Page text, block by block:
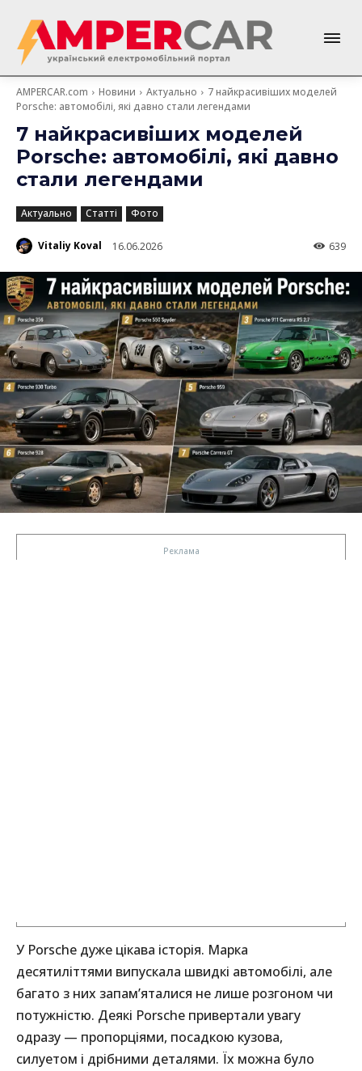
AMPERCAR.com Новини Актуально
7 найкрасивіших моделей
Porsche: автомобілі, які давно стали легендами
7 найкрасивіших моделей
Porsche: автомобілі, які давно
стали легендами
Актуально Статті Фото
Vitaliy Koval 16.06.2026 639
У Porsche дуже цікава історія. Марка
десятиліттями випускала швидкі автомобілі, але
багато з них запам’яталися не лише розгоном чи
потужністю. Деякі Porsche привертали увагу
одразу — пропорціями, посадкою кузова,
силуетом і дрібними деталями. Їх можна було